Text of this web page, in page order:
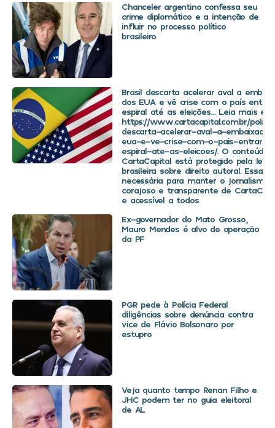
Chanceler argentino confessa seu
crime diplomático e a intenção de
influir no processo político
brasileiro
Brasil descarta acelerar aval a
dos EUA e vê crise com o país
espiral até as eleições… Leia mais em
https://www.cartacapital.com.br/
descarta-acelerar-aval-a-
eua-e-ve-crise-com-o-pais-entrar-
espiral-ate-as-eleicoes/. O conteúdo
CartaCapital está protegido pela
brasileira sobre direito autoral. Essa
necessária para manter o jornalismo
corajoso e transparente de
e acessível a todos
Ex-governador do Mato Grosso,
Mauro Mendes é alvo de operação
da PF
PGR pede à Polícia Federal
diligências sobre denúncia contra
vice de Flávio Bolsonaro por
estupro
Veja quanto tempo Renan Filho e
JHC podem ter no guia eleitoral
de AL